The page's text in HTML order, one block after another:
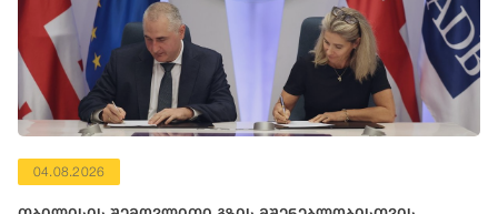
04.08.2026